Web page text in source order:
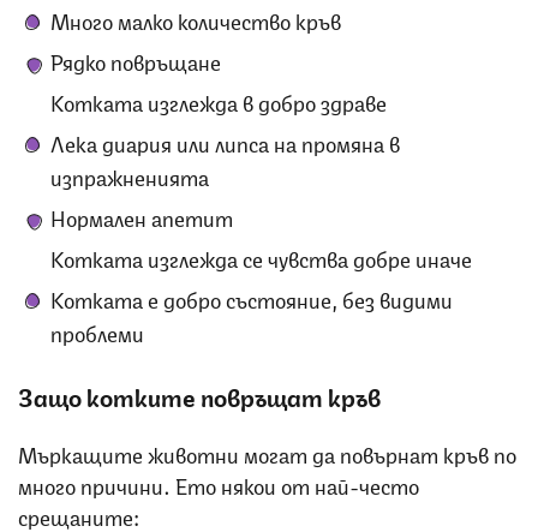
Много малко количество кръв
Рядко повръщане
Котката изглежда в добро здраве
Лека диария или липса на промяна в
изпражненията
Нормален апетит
Котката изглежда се чувства добре иначе
Котката е добро състояние, без видими
проблеми
Защо котките повръщат кръв
Мъркащите животни могат да повърнат кръв по
много причини. Ето някои от най-често
срещаните: